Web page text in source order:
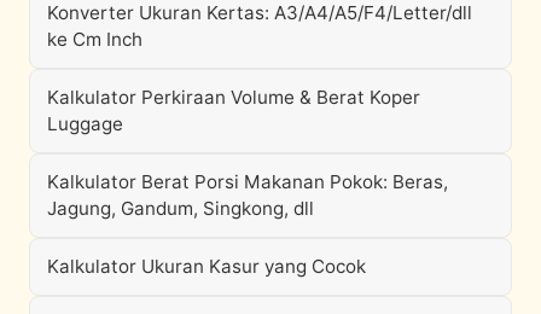
Konverter Ukuran Kertas: A3/A4/A5/F4/Letter/dll
ke Cm Inch
Kalkulator Perkiraan Volume & Berat Koper
Luggage
Kalkulator Berat Porsi Makanan Pokok: Beras,
Jagung, Gandum, Singkong, dll
Kalkulator Ukuran Kasur yang Cocok